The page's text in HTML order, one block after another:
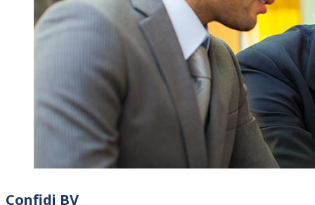
Confidi BV